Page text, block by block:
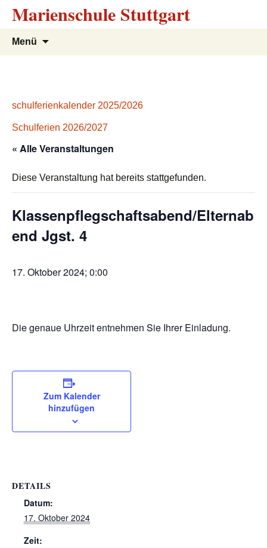
Marienschule Stuttgart
Menü
schulferienkalender 2025/2026
Schulferien 2026/2027
« Alle Veranstaltungen
Diese Veranstaltung hat bereits stattgefunden.
Klassenpflegschaftsabend/Elternab
end Jgst. 4
17. Oktober 2024; 0:00
Die genaue Uhrzeit entnehmen Sie Ihrer Einladung.
Zum Kalender
hinzufügen
DETAILS
Datum:
17. Oktober 2024
Zeit: